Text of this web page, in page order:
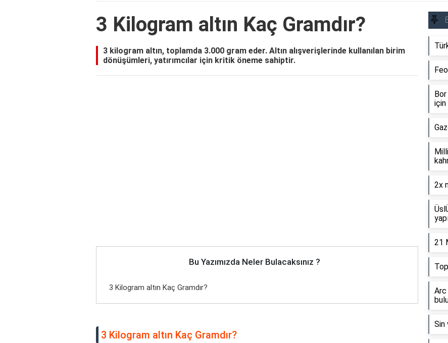
3 Kilogram altın Kaç Gramdır?
3 kilogram altın, toplamda 3.000 gram eder. Altın alışverişlerinde kullanılan birim
dönüşümleri, yatırımcılar için kritik öneme sahiptir.
Bu Yazımızda Neler Bulacaksınız ?
3 Kilogram altın Kaç Gramdır?
3 Kilogram altın Kaç Gramdır?
için
2x
21
Arc
Sin